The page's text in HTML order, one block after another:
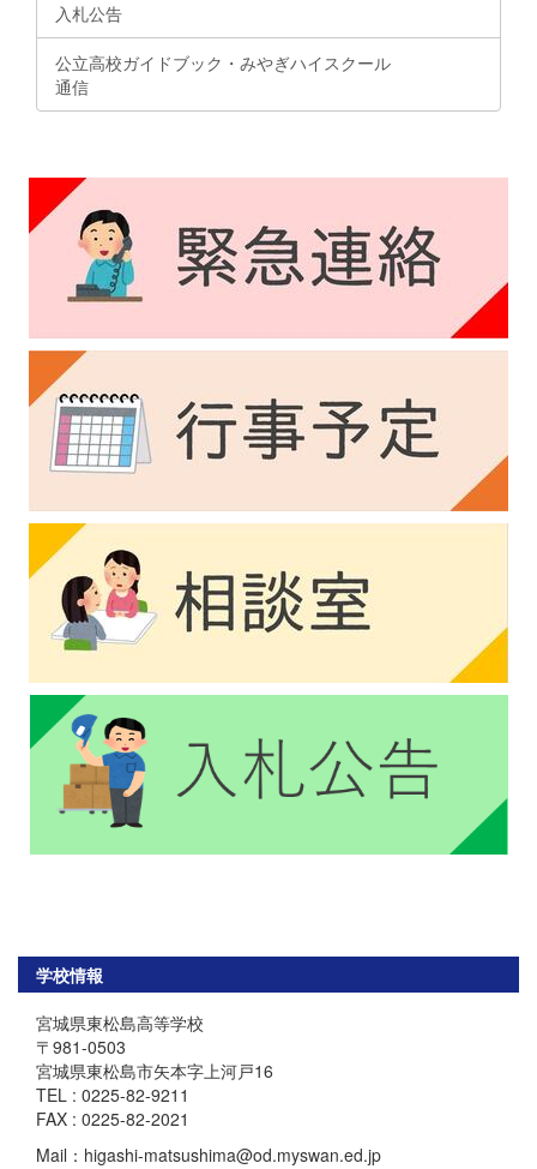
入札公告
公立高校ガイドブック・みやぎハイスクール
通信
学校情報
宮城県東松島高等学校
〒981-0503
宮城県東松島市矢本字上河戸16
TEL : 0225-82-9211
FAX : 0225-82-2021
Mail：higashi-matsushima@od.myswan.ed.jp